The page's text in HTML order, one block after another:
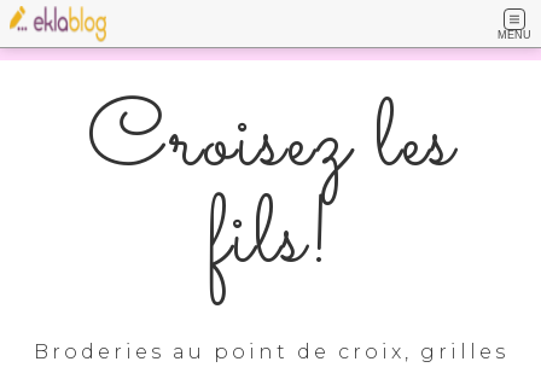
MENU
Croisez les
fils!
Broderies au point de croix, grilles